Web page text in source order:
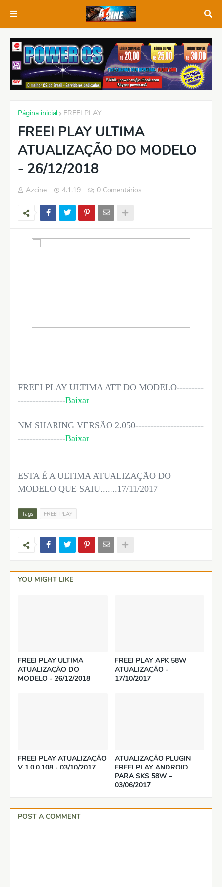
Página inicial FREEI PLAY
FREEI PLAY ULTIMA
ATUALIZAÇÃO DO MODELO
- 26/12/2018
Azcine 4.1.19 0 Comentários
FREEI PLAY ULTIMA ATT DO MODELO---------
----------------Baixar
NM SHARING VERSÃO 2.050-----------------------
----------------Baixar
ESTA É A ULTIMA ATUALIZAÇÃO DO
MODELO QUE SAIU.......17/11/2017
Tags FREEI PLAY
YOU MIGHT LIKE
FREEI PLAY ULTIMA
ATUALIZAÇÃO DO
MODELO - 26/12/2018
FREEI PLAY APK 58W
ATUALIZAÇÃO -
17/10/2017
FREEI PLAY ATUALIZAÇÃO
V 1.0.0.108 - 03/10/2017
ATUALIZAÇÃO PLUGIN
FREEI PLAY ANDROID
PARA SKS 58W –
03/06/2017
POST A COMMENT